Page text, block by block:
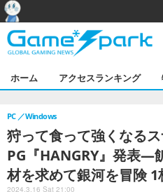
ホーム アクセスランキング
狩って食って強くなる
PG『HANGRY』発表―
材を求めて銀河を冒険
PC Windows
2024.3.16 Sat 21:00